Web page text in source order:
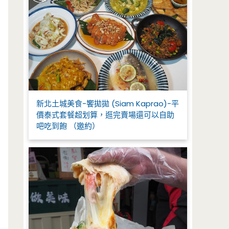
新北土城美食-饗拋拋 (Siam Kaprao)-平
價泰式套餐超划算，逛完賣場還可以自助
吧吃到飽 （邀約）